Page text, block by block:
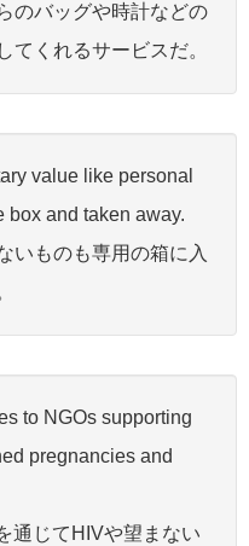
のバッグや時計などの
てくれるサービスだ。
value like personal
box and taken away.
いものも専用の箱に入
to NGOs supporting
pregnancies and
通じてHIVや望まない